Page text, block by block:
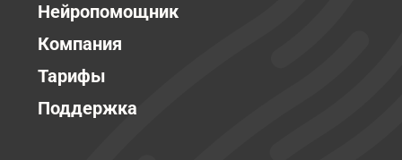
Нейропомощник
Компания
Тарифы
Поддержка